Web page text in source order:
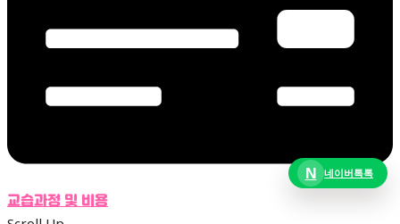
교습과정 및 비용
N 네이버톡톡